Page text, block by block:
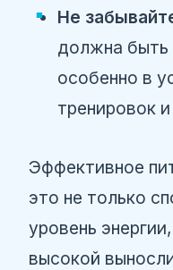
Не
должна быть
особенно в
тренировок
Эффективное
это не только
уровень
высокой